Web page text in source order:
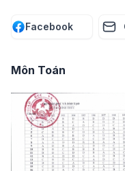
Facebook
Môn Toán